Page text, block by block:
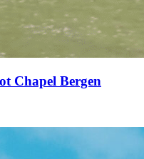
Chapel Bergen